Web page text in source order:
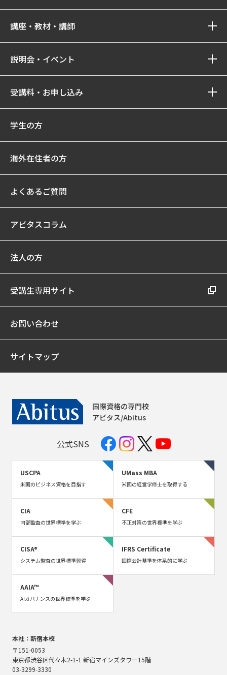
講座・教材・講師
説明会・イベント
受講料・お申し込み
学生の方
海外在住者の方
よくあるご質問
アビタスコラム
法人の方
受講生専用サイト
お問い合わせ
サイトマップ
国際資格の専門校
アビタス/Abitus
公式SNS
USCPA
米国のビジネス資格を目指す
UMass MBA
米国の経営学修士を取得する
CIA
内部監査の世界標準を学ぶ
CFE
不正対策の世界標準を学ぶ
CISA®
システム監査の世界標準習得
IFRS Certificate
国際会計基準を体系的に学ぶ
AAIA™
AIガバナンスの世界標準を学ぶ
本社：新宿本校
〒151-0053
東京都渋谷区代々木2-1-1 新宿マインズタワー15階
03-3299-3330